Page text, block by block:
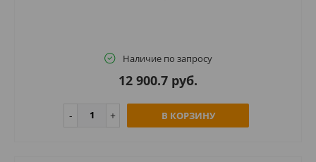
Наличие по запросу
12 900.7 руб.
В КОРЗИНУ